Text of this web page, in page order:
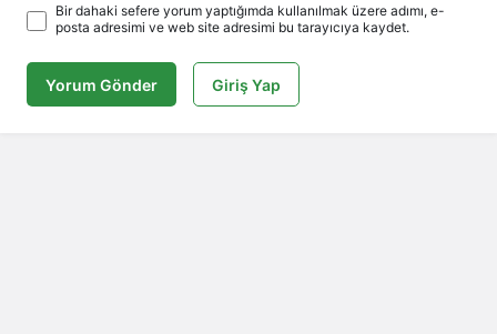
Bir dahaki sefere yorum yaptığımda kullanılmak üzere adımı, e-
posta adresimi ve web site adresimi bu tarayıcıya kaydet.
Yorum Gönder Giriş Yap